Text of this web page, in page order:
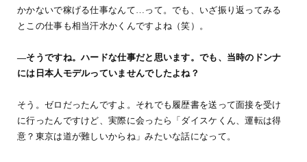
かかないで稼げる仕事なんて…って。でも、いざ振り返ってみる
とこの仕事も相当汗水かくんですよね（笑）。
―そうですね。ハードな仕事だと思います。でも、当時のドンナ
には日本人モデルっていませんでしたよね？
そう。ゼロだったんですよ。それでも履歴書を送って面接を受け
に行ったんですけど、実際に会ったら「ダイスケくん、運転は得
意？東京は道が難しいからね」みたいな話になって。